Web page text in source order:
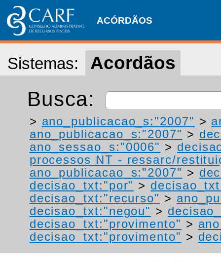
ACÓRDÃOS
Sistemas: Acordãos
Busca:
> ano_publicacao_s:"2007" >
ano_publicacao_s:"2007" >
ano_sessao_s:"0006" >
processos NT - ressarc/
ano_publicacao_s:"2007" >
decisao_txt:"por" >
decisao_txt:"recurso" >
decisao_txt:"negou" >
decisao_txt:"provimento" >
decisao_txt:"provimento" >